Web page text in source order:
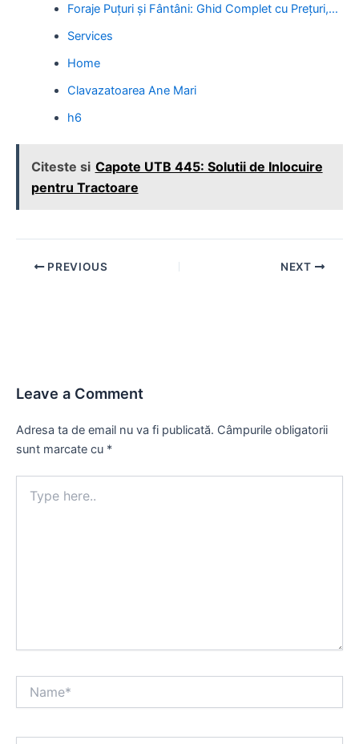
Foraje Puțuri și Fântâni: Ghid Complet cu Prețuri,…
Services
Home
Clavazatoarea Ane Mari
h6
Citeste si Capote UTB 445: Solutii de Inlocuire
pentru Tractoare
Post PREVIOUS NEXT
Leave a Comment
Adresa ta de email nu va fi publicată. Câmpurile obligatorii
sunt marcate cu *
here..